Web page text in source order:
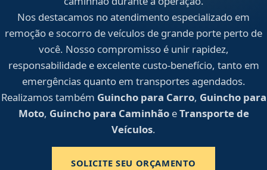
Nos destacamos no atendimento especializado em
remoção e socorro de veículos de grande porte perto de
você. Nosso compromisso é unir rapidez,
responsabilidade e excelente custo-benefício, tanto em
emergências quanto em transportes agendados.
Realizamos também Guincho para Carro, Guincho para
Moto, Guincho para CaminhãoeTransporte de
Veículos.
SOLICITE SEU ORÇAMENTO